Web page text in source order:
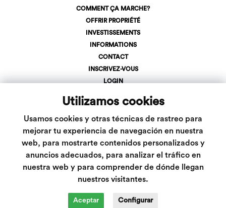
Utilizamos cookies
Usamos cookies y otras técnicas de rastreo para
mejorar tu experiencia de navegación en nuestra
web, para mostrarte contenidos personalizados y
anuncios adecuados, para analizar el tráfico en
nuestra web y para comprender de dónde llegan
nuestros visitantes.
Aceptar Configurar
COMMENT ÇA MARCHE?
OFFRIR PROPRIÉTÉ
INVESTISSEMENTS
INFORMATIONS
CONTACT
INSCRIVEZ-VOUS
LOGIN
info@inveslar.com
Suivez-nous